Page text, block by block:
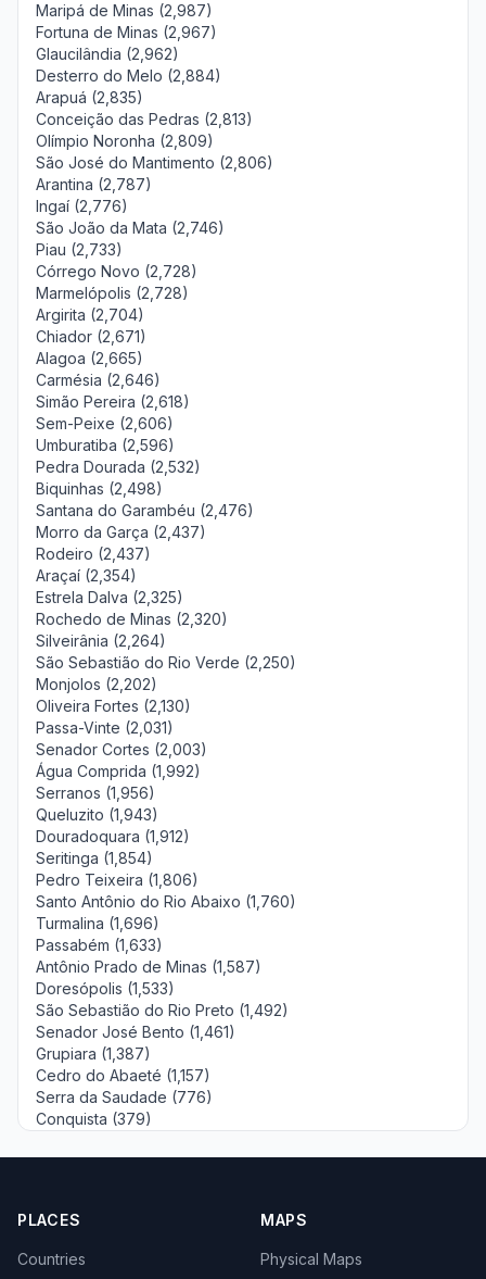
Maripá de Minas (2,987)
Fortuna de Minas (2,967)
Glaucilândia (2,962)
Desterro do Melo (2,884)
Arapuá (2,835)
Conceição das Pedras (2,813)
Olímpio Noronha (2,809)
São José do Mantimento (2,806)
Arantina (2,787)
Ingaí (2,776)
São João da Mata (2,746)
Piau (2,733)
Córrego Novo (2,728)
Marmelópolis (2,728)
Argirita (2,704)
Chiador (2,671)
Alagoa (2,665)
Carmésia (2,646)
Simão Pereira (2,618)
Sem-Peixe (2,606)
Umburatiba (2,596)
Pedra Dourada (2,532)
Biquinhas (2,498)
Santana do Garambéu (2,476)
Morro da Garça (2,437)
Rodeiro (2,437)
Araçaí (2,354)
Estrela Dalva (2,325)
Rochedo de Minas (2,320)
Silveirânia (2,264)
São Sebastião do Rio Verde (2,250)
Monjolos (2,202)
Oliveira Fortes (2,130)
Passa-Vinte (2,031)
Senador Cortes (2,003)
Água Comprida (1,992)
Serranos (1,956)
Queluzito (1,943)
Douradoquara (1,912)
Seritinga (1,854)
Pedro Teixeira (1,806)
Santo Antônio do Rio Abaixo (1,760)
Turmalina (1,696)
Passabém (1,633)
Antônio Prado de Minas (1,587)
Doresópolis (1,533)
São Sebastião do Rio Preto (1,492)
Senador José Bento (1,461)
Grupiara (1,387)
Cedro do Abaeté (1,157)
Serra da Saudade (776)
Conquista (379)
PLACES
Countries
MAPS
Physical Maps